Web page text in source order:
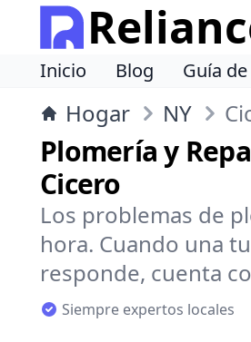
Inicio Blog Guía
Hogar NY
Plomería y
Cicero
Los problemas de
hora. Cuando una
responde, cuenta
Siempre expertos locales